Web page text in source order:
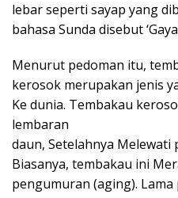
lebar seperti sayap yang
bahasa Sunda disebut
Menurut pedoman itu,
kerosok merupakan jenis
Ke dunia. Tembakau
lembaran
daun, Setelahnya Melewati
Biasanya, tembakau ini
pengumuran (aging).